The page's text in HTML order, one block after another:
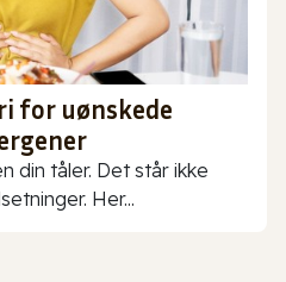
for uønskede
din tåler. Det står ikke
Her...